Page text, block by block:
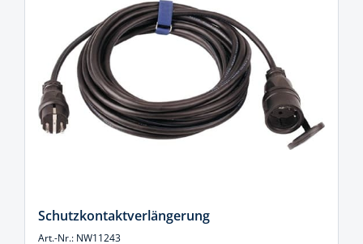
Schutzkontaktverlängerung
Art.-Nr.: NW11243